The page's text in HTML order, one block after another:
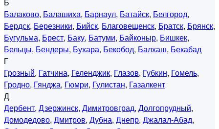
Балаково, Балашиха, Барнаул, Батайск, Белгород,
Бердск, Березники, Бийск, Благовещенск, Братск, Брянск,
Бугульма, Брест, Баку, Батуми, Байконыр, Бишкек,
Бельцы, Бендеры, Бухара, Бекобод, Балхаш, Бекабад
Г
Грозный, Гатчина, Геленджик, Глазов, Губкин, Гомель,
Гродно, Гянджа, Гюмри, Гулистан, Газалкент
Д
Дербент, Дзержинск, Димитровград, Долгопрудный,
Домодедово, Дмитров, Дубна, Днепр, Джалал-Абад,